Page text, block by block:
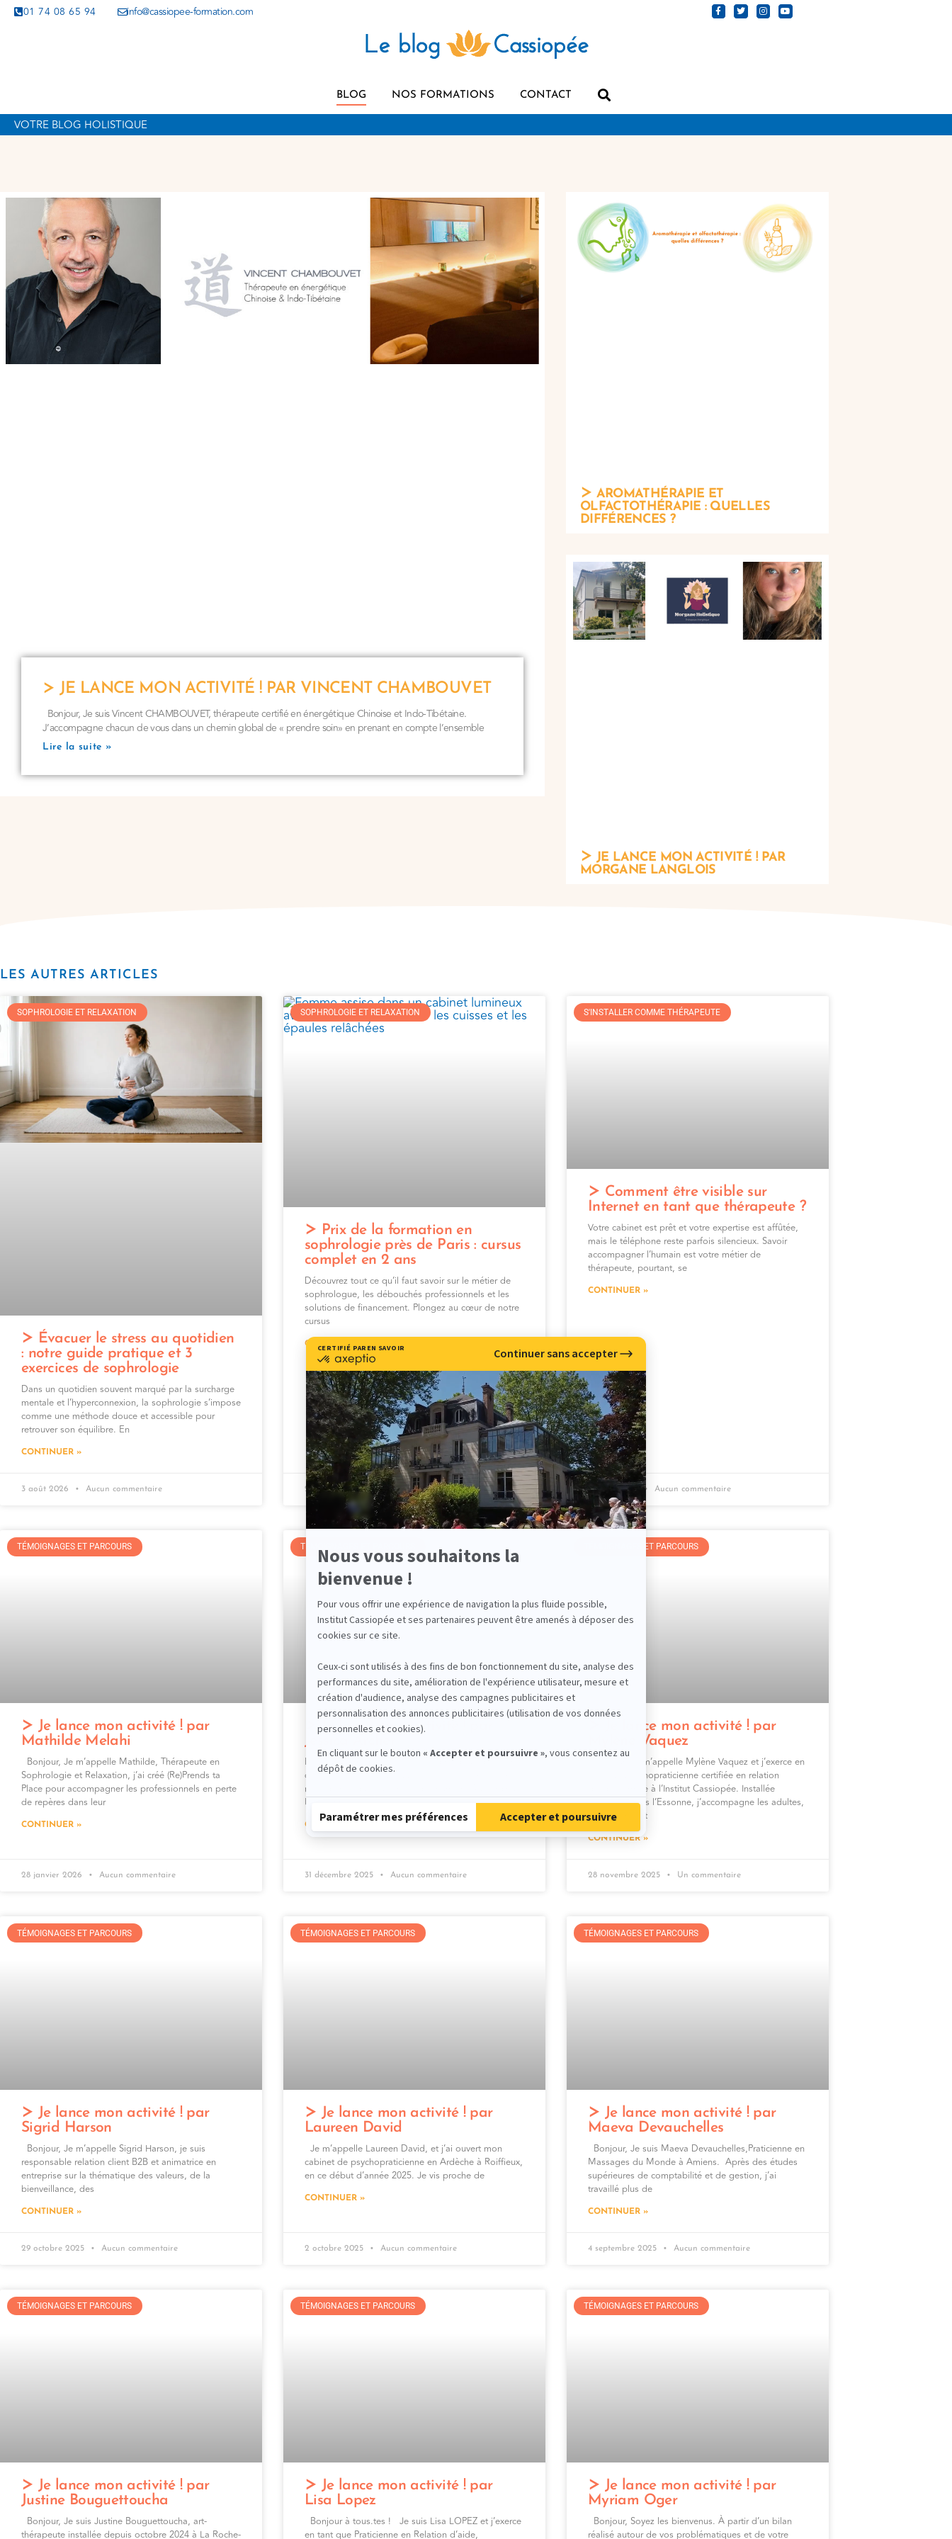
01 74 08 65 94 info@cassiopee-formation.com
BLOG NOS FORMATIONS CONTACT
VOTRE BLOG HOLISTIQUE
JE LANCE MON ACTIVITÉ ! PAR VINCENT CHAMBOUVET
Bonjour, Je suis Vincent CHAMBOUVET, thérapeute certifié en énergétique Chinoise et Indo-Tibétaine.
J’accompagne chacun de vous dans un chemin global de « prendre soin» en prenant en compte l’ensemble
Lire la suite »
AROMATHÉRAPIE ET
OLFACTOTHÉRAPIE : QUELLES
DIFFÉRENCES ?
JE LANCE MON ACTIVITÉ ! PAR
MORGANE LANGLOIS
LES AUTRES ARTICLES
SOPHROLOGIE ET RELAXATION
Évacuer le stress au quotidien
: notre guide pratique et 3
exercices de sophrologie
Dans un quotidien souvent marqué par la surcharge
mentale et l’hyperconnexion, la sophrologie s’impose
comme une méthode douce et accessible pour
retrouver son équilibre. En
CONTINUER »
3 août 2026 Aucun commentaire
SOPHROLOGIE ET RELAXATION
Prix de la formation en
sophrologie près de Paris : cursus
complet en 2 ans
Découvrez tout ce qu’il faut savoir sur le métier de
sophrologue, les débouchés professionnels et les
solutions de financement. Plongez au cœur de notre
cursus
CONTINUER »
27 juillet 2026 Aucun commentaire
S'INSTALLER COMME THÉRAPEUTE
Comment être visible sur
Internet en tant que thérapeute ?
Votre cabinet est prêt et votre expertise est affûtée,
mais le téléphone reste parfois silencieux. Savoir
accompagner l’humain est votre métier de
thérapeute, pourtant, se
CONTINUER »
22 mai 2026 Aucun commentaire
TÉMOIGNAGES ET PARCOURS
Je lance mon activité ! par
Mathilde Melahi
Bonjour, Je m’appelle Mathilde, Thérapeute en
Sophrologie et Relaxation, j’ai créé (Re)Prends ta
Place pour accompagner les professionnels en perte
de repères dans leur
CONTINUER »
28 janvier 2026 Aucun commentaire
TÉMOIGNAGES ET PARCOURS
Je lance mon activité ! par
Jessica Archer
Bonjour, Je m’appelle Jessica , après plus de 15 ans
dans la création graphique, j’ai choisi de mettre mon
regard artistique au service de l’humain. Aujourd’hui
Praticienne
CONTINUER »
31 décembre 2025 Aucun commentaire
TÉMOIGNAGES ET PARCOURS
Je lance mon activité ! par
Mylène Vaquez
Bonjour, Je m’appelle Mylène Vaquez et j’exerce en
tant que psychopraticienne certifiée en relation
d’aide, formée à l’Institut Cassiopée. Installée
à Itteville, dans l’Essonne, j’accompagne les adultes,
adolescents et
CONTINUER »
28 novembre 2025 Un commentaire
TÉMOIGNAGES ET PARCOURS
Je lance mon activité ! par
Sigrid Harson
Bonjour, Je m’appelle Sigrid Harson, je suis
responsable relation client B2B et animatrice en
entreprise sur la thématique des valeurs, de la
bienveillance, des
CONTINUER »
29 octobre 2025 Aucun commentaire
TÉMOIGNAGES ET PARCOURS
Je lance mon activité ! par
Laureen David
Je m’appelle Laureen David, et j’ai ouvert mon
cabinet de psychopraticienne en Ardèche à Roiffieux,
en ce début d’année 2025. Je vis proche de
CONTINUER »
2 octobre 2025 Aucun commentaire
TÉMOIGNAGES ET PARCOURS
Je lance mon activité ! par
Maeva Devauchelles
Bonjour, Je suis Maeva Devauchelles,Praticienne en
Massages du Monde à Amiens. Après des études
supérieures de comptabilité et de gestion, j’ai
travaillé plus de
CONTINUER »
4 septembre 2025 Aucun commentaire
TÉMOIGNAGES ET PARCOURS
Je lance mon activité ! par
Justine Bouguettoucha
Bonjour, Je suis Justine Bouguettoucha, art-
thérapeute installée depuis octobre 2024 à La Roche-
TÉMOIGNAGES ET PARCOURS
Je lance mon activité ! par
Lisa Lopez
Bonjour à tous.tes ! Je suis Lisa LOPEZ et j’exerce
en tant que Praticienne en Relation d’aide,
TÉMOIGNAGES ET PARCOURS
Je lance mon activité ! par
Myriam Oger
Bonjour, Soyez les bienvenus. À partir d’un bilan
réalisé autour de vos problématiques et de votre